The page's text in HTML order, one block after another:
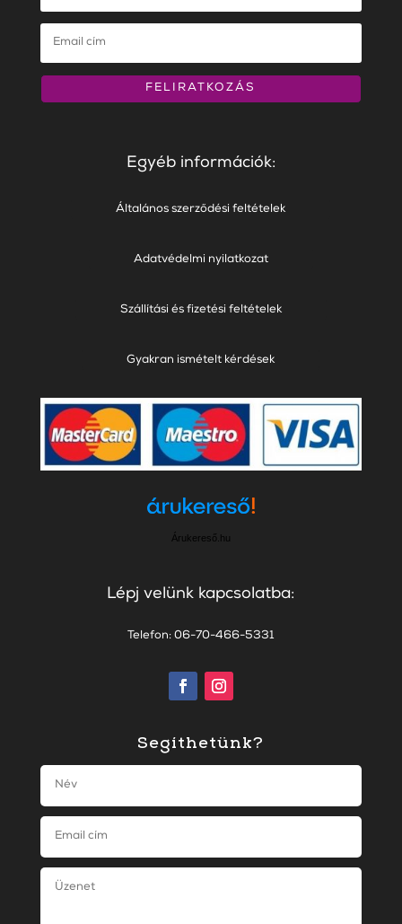
FELIRATKOZÁS
Egyéb információk:
Általános szerződési feltételek
Adatvédelmi nyilatkozat
Szállítási és fizetési feltételek
Gyakran ismételt kérdések
Árukereső.hu
Lépj velünk kapcsolatba:
Telefon: 06-70-466-5331
Segíthetünk?